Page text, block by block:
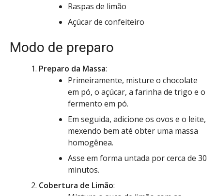
Raspas de limão
Açúcar de confeiteiro
Modo de preparo
Preparo da Massa:
Primeiramente, misture o chocolate
em pó, o açúcar, a farinha de trigo e o
fermento em pó.
Em seguida, adicione os ovos e o leite,
mexendo bem até obter uma massa
homogênea.
Asse em forma untada por cerca de 30
minutos.
Cobertura de Limão: